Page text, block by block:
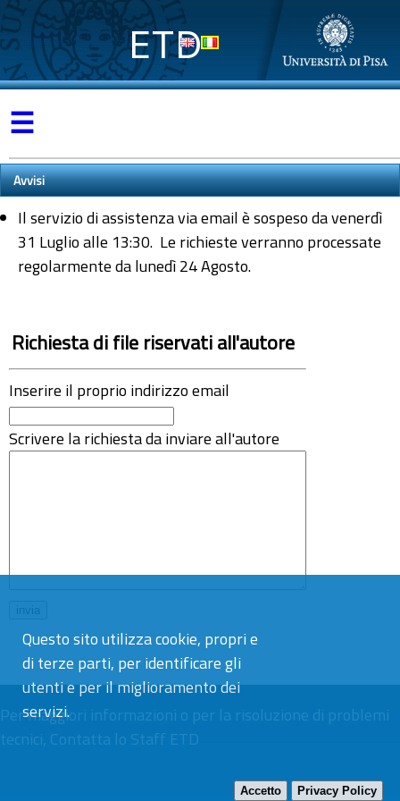
Questo sito utilizza cookie, propri e
di terze parti, per identificare gli
utenti e per il miglioramento dei
servizi.
Accetto Privacy Policy
ETD
☰
Avvisi
Il servizio di assistenza via email è sospeso da venerdì
31 Luglio alle 13:30. Le richieste verranno processate
regolarmente da lunedì 24 Agosto.
Richiesta di file riservati all'autore
Inserire il proprio indirizzo email
Scrivere la richiesta da inviare all'autore
Per maggiori informazioni o per la risoluzione di problemi
tecnici, Contatta lo Staff ETD